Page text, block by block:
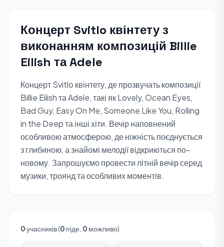
Концерт Svitlo квінтету з
виконанням композицій Billie
Eilish та Adele
Концерт Svitlo квінтету, де прозвучать композиції
Billie Eilish та Adele, такі як Lovely, Ocean Eyes,
Bad Guy, Easy On Me, Someone Like You, Rolling
in the Deep та інші хіти. Вечір наповнений
особливою атмосферою, де ніжність поєднується
з глибиною, а знайомі мелодії відкриються по-
новому. Запрошуємо провести літній вечір серед
музики, троянд та особливих моментів.
0учасників (0 піде, 0 можливо)